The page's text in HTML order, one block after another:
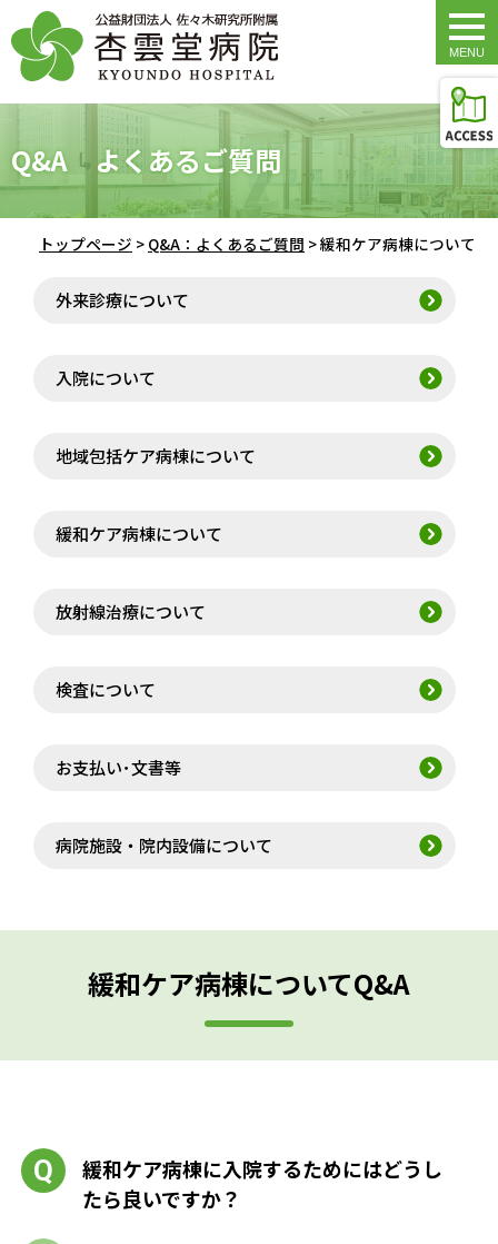
Q&A よくあるご質問
トップページ > Q&A：よくあるご質問 >緩和ケア病棟について
外来診療について
入院について
地域包括ケア病棟について
緩和ケア病棟について
放射線治療について
検査について
お支払い･文書等
病院施設・院内設備について
緩和ケア病棟についてQ&A
緩和ケア病棟に入院するためにはどうし
たら良いですか？